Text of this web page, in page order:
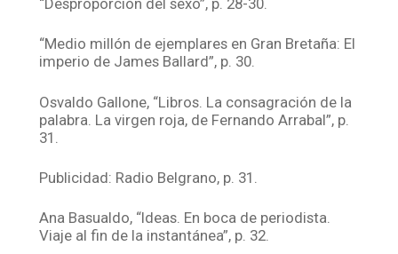
“Desproporción del sexo”, p. 28-30.
“Medio millón de ejemplares en Gran Bretaña: El
imperio de James Ballard”, p. 30.
Osvaldo Gallone, “Libros. La consagración de la
palabra. La virgen roja, de Fernando Arrabal”, p.
31.
Publicidad: Radio Belgrano, p. 31.
Ana Basualdo, “Ideas. En boca de periodista.
Viaje al fin de la instantánea”, p. 32.